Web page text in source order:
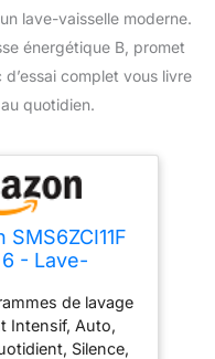
lave-vaisselle moderne.
énergétique B, promet
complet vous livre
quotidien.
SMS6ZCI11F
- Lave-
de lavage
Intensif, Auto,
Silence,